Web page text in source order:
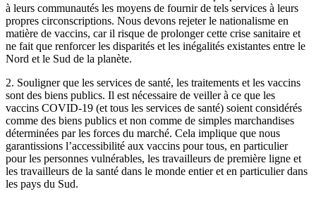
à leurs communautés les moyens de fournir de tels services à leurs
propres circonscriptions. Nous devons rejeter le nationalisme en
matière de vaccins, car il risque de prolonger cette crise sanitaire et
ne fait que renforcer les disparités et les inégalités existantes entre le
Nord et le Sud de la planète.
2. Souligner que les services de santé, les traitements et les vaccins
sont des biens publics. Il est nécessaire de veiller à ce que les
vaccins COVID-19 (et tous les services de santé) soient considérés
comme des biens publics et non comme de simples marchandises
déterminées par les forces du marché. Cela implique que nous
garantissions l’accessibilité aux vaccins pour tous, en particulier
pour les personnes vulnérables, les travailleurs de première ligne et
les travailleurs de la santé dans le monde entier et en particulier dans
les pays du Sud.